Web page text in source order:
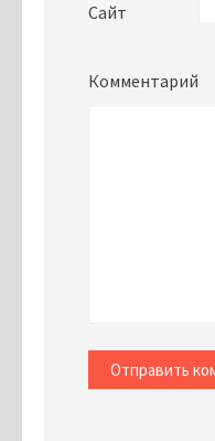
Сайт
Комментарий